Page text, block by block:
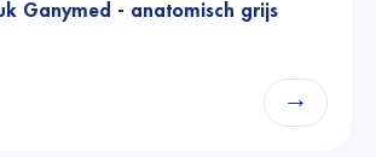
Ganymed - anatomisch grijs
→